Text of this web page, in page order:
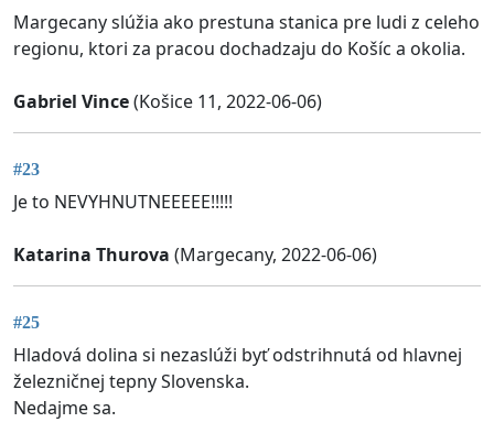
Margecany slúžia ako prestuna stanica pre ludi z celeho
regionu, ktori za pracou dochadzaju do Košíc a okolia.
Gabriel Vince(Košice 11, 2022-06-06)
#23
Je to NEVYHNUTNEEEEE!!!!!
Katarina Thurova (Margecany, 2022-06-06)
#25
Hladová dolina si nezaslúži byť odstrihnutá od hlavnej
železničnej tepny Slovenska.
Nedajme sa.